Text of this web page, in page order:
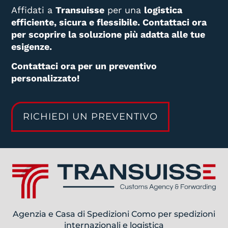
Affidati aTransuisse per una logistica
efficiente, sicura e flessibile. Contattaci ora
per scoprire la soluzione più adatta alle tue
esigenze.
Contattaci ora per un preventivo
personalizzato!
RICHIEDI UN PREVENTIVO
Agenzia e Casa di Spedizioni Como per spedizioni
internazionali e logistica